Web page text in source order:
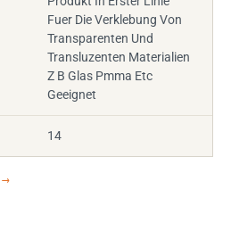
Fuer Die Verklebung Von
Transparenten Und
Transluzenten Materialien
Z B Glas Pmma Etc
Geeignet
14
→